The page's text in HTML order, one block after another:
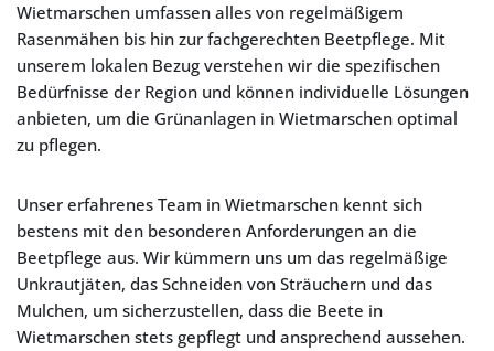
Wietmarschen umfassen alles von regelmäßigem
Rasenmähen bis hin zur fachgerechten Beetpflege. Mit
unserem lokalen Bezug verstehen wir die spezifischen
Bedürfnisse der Region und können individuelle Lösungen
anbieten, um die Grünanlagen in Wietmarschen optimal
zu pflegen.
Unser erfahrenes Team in Wietmarschen kennt sich
bestens mit den besonderen Anforderungen an die
Beetpflege aus. Wir kümmern uns um das regelmäßige
Unkrautjäten, das Schneiden von Sträuchern und das
Mulchen, um sicherzustellen, dass die Beete in
Wietmarschen stets gepflegt und ansprechend aussehen.